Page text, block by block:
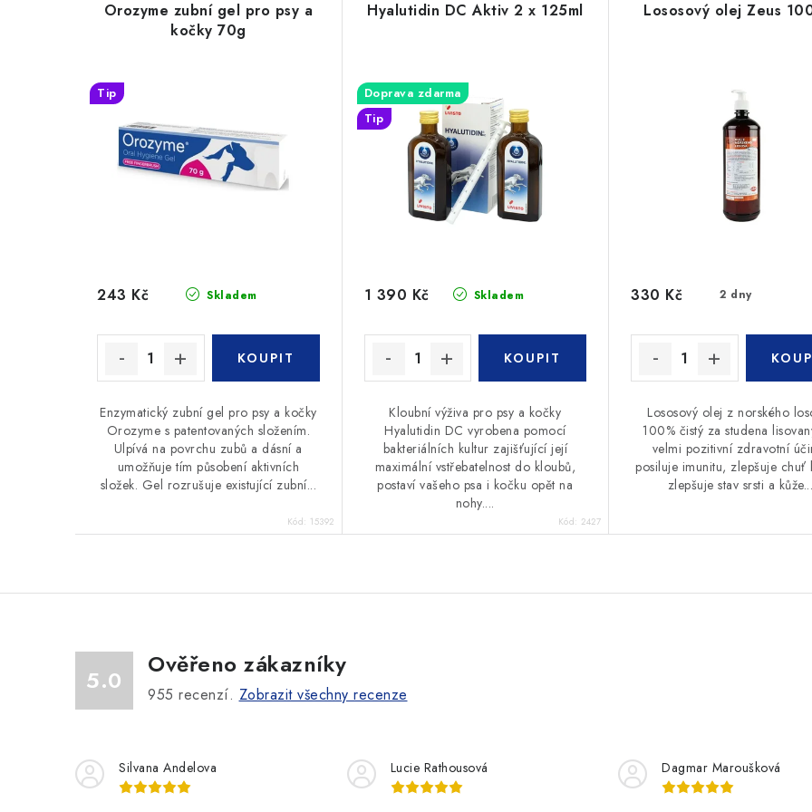
Orozyme zubní gel pro psy a
kočky 70g
Tip
Skladem
243 Kč
Enzymatický zubní gel pro psy a kočky
Orozyme s patentovaných složením.
Ulpívá na povrchu zubů a dásní a
umožňuje tím působení aktivních
složek. Gel rozrušuje existující zubní...
Kód: 15392
Hyalutidin DC Aktiv 2 x 125ml
Doprava zdarma
Tip
Skladem
1 390 Kč
Kloubní výživa pro psy a kočky
Hyalutidin DC vyrobena pomocí
bakteriálních kultur zajišťující její
maximální vstřebatelnost do kloubů,
postaví vašeho psa i kočku opět na
nohy....
Kód: 2427
Lososový olej Zeus
2 dny
330 Kč
Lososový olej z norského
100% čistý za studena
velmi pozitivní zdravotní
posiluje imunitu, zlepšuje chuť
zlepšuje stav srsti a
5.0
Ověřeno zákazníky
955 recenzí. Zobrazit všechny recenze
Silvana Andelova Lucie Rathousová Dagmar Maroušková